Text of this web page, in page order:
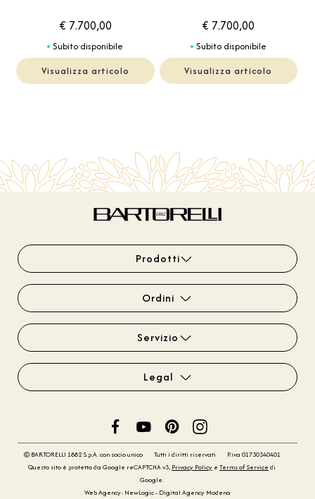
€ 7.700,00
Subito disponibile
Visualizza articolo
€ 7.700,00
Subito disponibile
Visualizza articolo
Prodotti
Ordini
Servizio
Legal
© BARTORELLI 1882 S.p.A. con socio unico Tutti i diritti riservati
P.iva 01730340401
Questo sito è protetto da Google reCAPTCHA v3, Privacy Policy e Terms of Service di
Google.
Web Agency: NewLogic - Digital Agency Modena